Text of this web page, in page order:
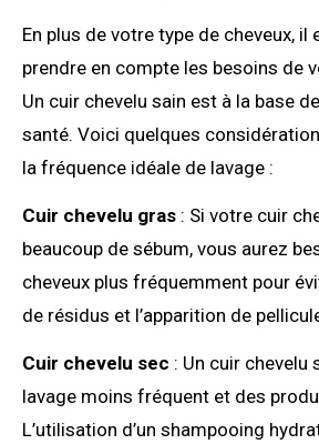
En plus de votre type de cheveux, il
prendre en compte les besoins de
Un cuir chevelu sain est à la base
santé. Voici quelques
la fréquence idéale de lavage :
Cuir chevelu gras: Si votre cuir
beaucoup de sébum, vous aurez
cheveux plus fréquemment pour
de résidus et l’apparition de
Cuir chevelu sec : Un cuir chevelu
lavage moins fréquent et des
L’utilisation d’un shampooing